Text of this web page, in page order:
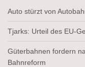
Auto stürzt von
Tjarks: Urteil des EU-
Güterbahnen fordern
Bahnreform